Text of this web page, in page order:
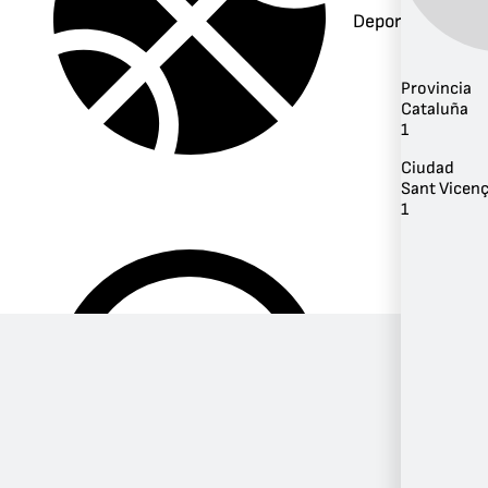
Deportes
Provincia
Cataluña
1
Ciudad
Sant
1